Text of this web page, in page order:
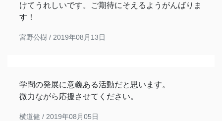
けてうれしいです。ご期待にそえるようがんばりま
す！
宮野公樹 / 2019年08月13日
学問の発展に意義ある活動だと思います。
微力ながら応援させてください。
横道健 / 2019年08月05日